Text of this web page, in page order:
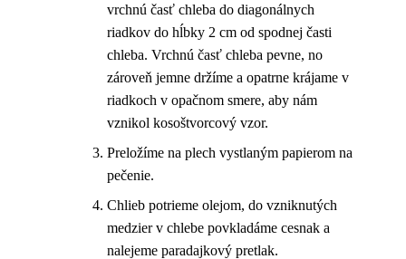
vrchnú časť chleba do diagonálnych
riadkov do hĺbky 2 cm od spodnej časti
chleba. Vrchnú časť chleba pevne, no
zároveň jemne držíme a opatrne krájame v
riadkoch v opačnom smere, aby nám
vznikol kosoštvorcový vzor.
Preložíme na plech vystlaným papierom na
pečenie.
Chlieb potrieme olejom, do vzniknutých
medzier v chlebe povkladáme cesnak a
nalejeme paradajkový pretlak.